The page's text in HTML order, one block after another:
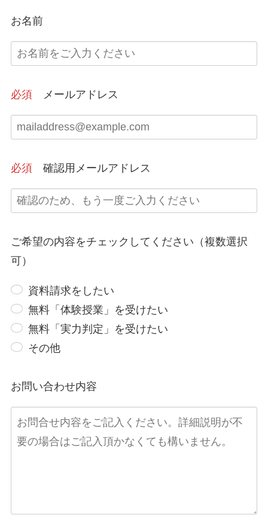
お名前
必須メールアドレス
必須確認用メールアドレス
ご希望の内容をチェックしてください（複数選択
可）
資料請求をしたい
無料「体験授業」を受けたい
無料「実力判定」を受けたい
その他
お問い合わせ内容